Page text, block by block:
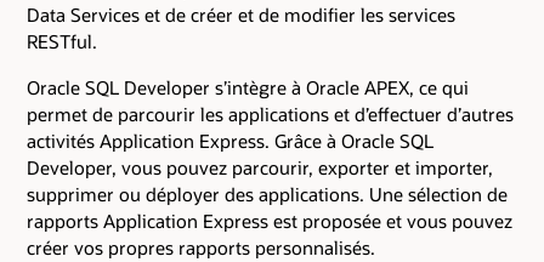
Data Services et de créer et de modifier les services
RESTful.
Oracle SQL Developer s’intègre à Oracle APEX, ce qui
permet de parcourir les applications et d’effectuer d’autres
activités Application Express. Grâce à Oracle SQL
Developer, vous pouvez parcourir, exporter et importer,
supprimer ou déployer des applications. Une sélection de
rapports Application Express est proposée et vous pouvez
créer vos propres rapports personnalisés.